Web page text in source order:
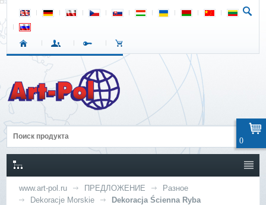
www.art-pol.ru ПРЕДЛОЖЕНИЕ
Разное
Dekoracje Morskie
Dekoracja Ścienna Ryba
0